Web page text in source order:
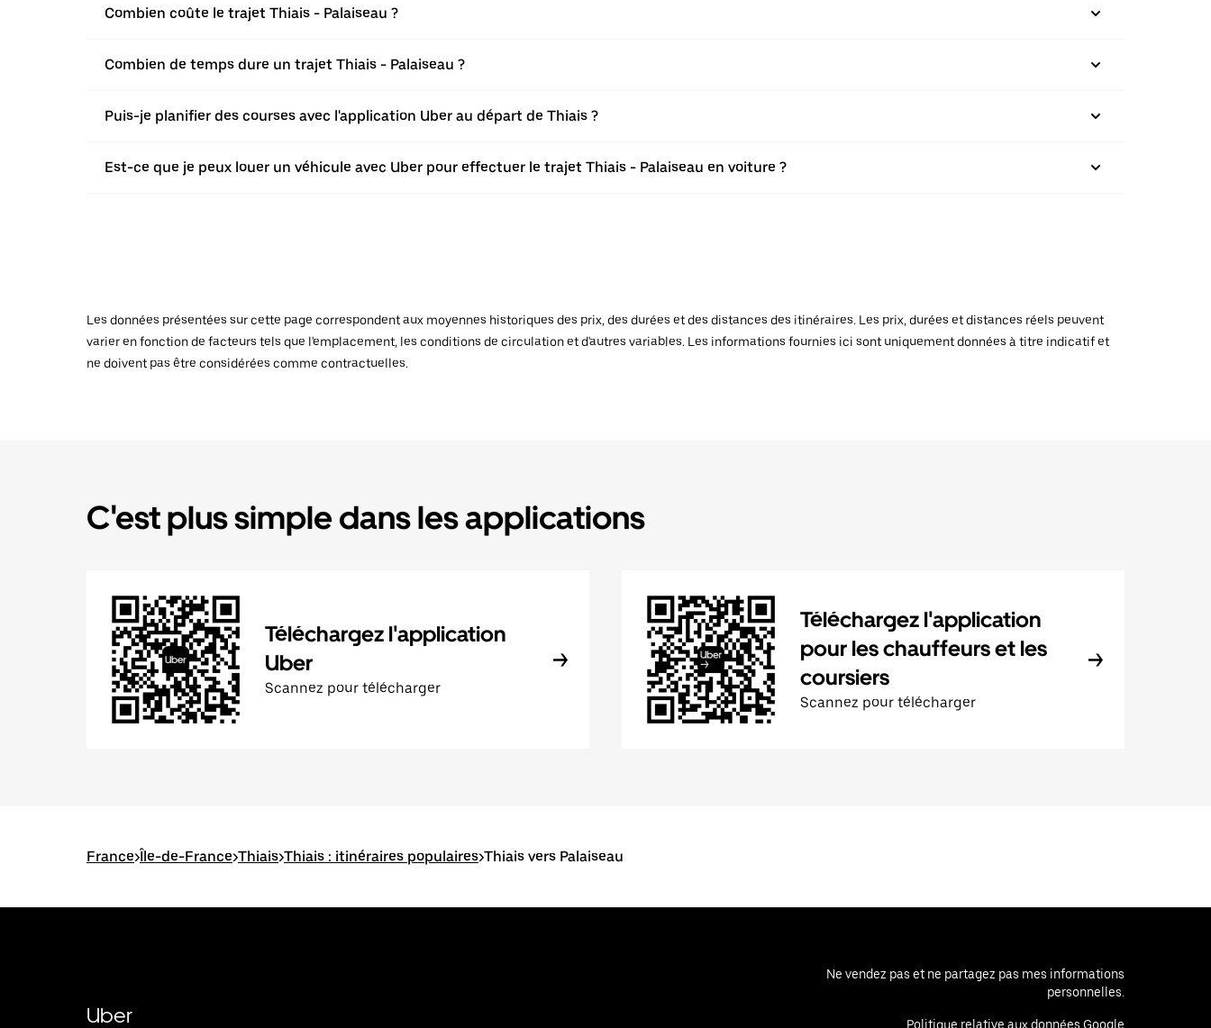
Combien coûte le trajet Thiais - Palaiseau ?
Combien de temps dure un trajet Thiais - Palaiseau ?
Puis-je planifier des courses avec l'application Uber au départ de Thiais ?
Est-ce que je peux louer un véhicule avec Uber pour effectuer le trajet Thiais - Palaiseau en voiture ?
Les données présentées sur cette page correspondent aux moyennes historiques des prix, des durées et des distances des itinéraires. Les prix, durées et distances réels peuvent
varier en fonction de facteurs tels que l'emplacement, les conditions de circulation et d'autres variables. Les informations fournies ici sont uniquement données à titre indicatif et
ne doivent pas être considérées comme contractuelles.
C'est plus simple dans les applications
Téléchargez l'application
Uber
Scannez pour télécharger
Téléchargez l'application
pour les chauffeurs et les
coursiers
Scannez pour télécharger
France>Île-de-France>Thiais>Thiais : itinéraires populaires>Thiais vers Palaiseau
Uber
Ne vendez pas et ne partagez pas mes informations
personnelles.
Politique relative aux données Google